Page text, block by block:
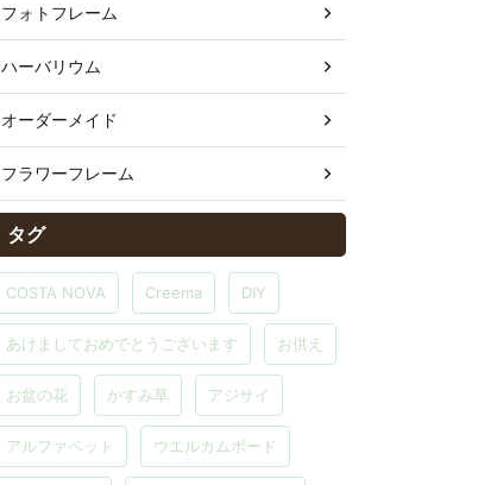
フォトフレーム
ハーバリウム
オーダーメイド
フラワーフレーム
タグ
COSTA NOVA Creema DIY
あけましておめでとうございます お供え
お盆の花 かすみ草 アジサイ
アルファベット ウエルカムボード